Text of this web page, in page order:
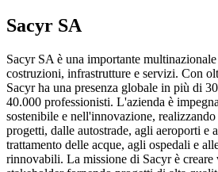
Sacyr SA
Sacyr SA è una importante
costruzioni, infrastrutture e servizi. Con
Sacyr ha una presenza globale in più di
40.000 professionisti. L'azienda è
sostenibile e nell'innovazione,
progetti, dalle autostrade, agli aeroporti e
trattamento delle acque, agli ospedali e
rinnovabili. La missione di Sacyr è creare